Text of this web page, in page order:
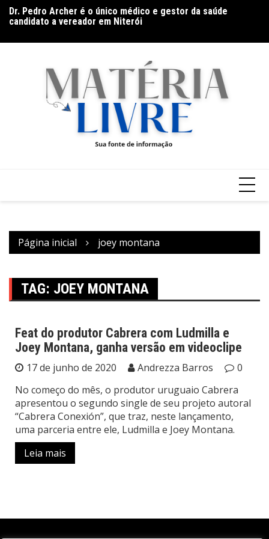
para
conteúdo
Dr. Pedro Archer é o único médico e gestor da saúde
candidato a vereador em Niterói
Página inicial joey montana
TAG: JOEY MONTANA
Música
Feat do produtor Cabrera com Ludmilla e
Joey Montana, ganha versão em videoclipe
17 de junho de 2020 Andrezza Barros
0
No começo do mês, o produtor uruguaio Cabrera
apresentou o segundo single de seu projeto autoral
“Cabrera Conexión”, que traz, neste lançamento,
uma parceria entre ele, Ludmilla e Joey Montana.
Leia mais